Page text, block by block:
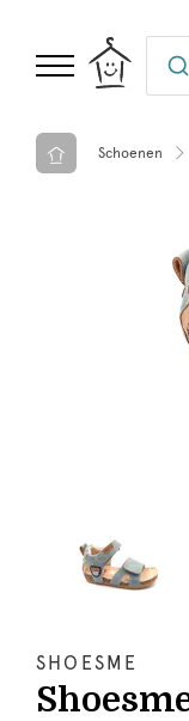
Schoenen
SHOESME